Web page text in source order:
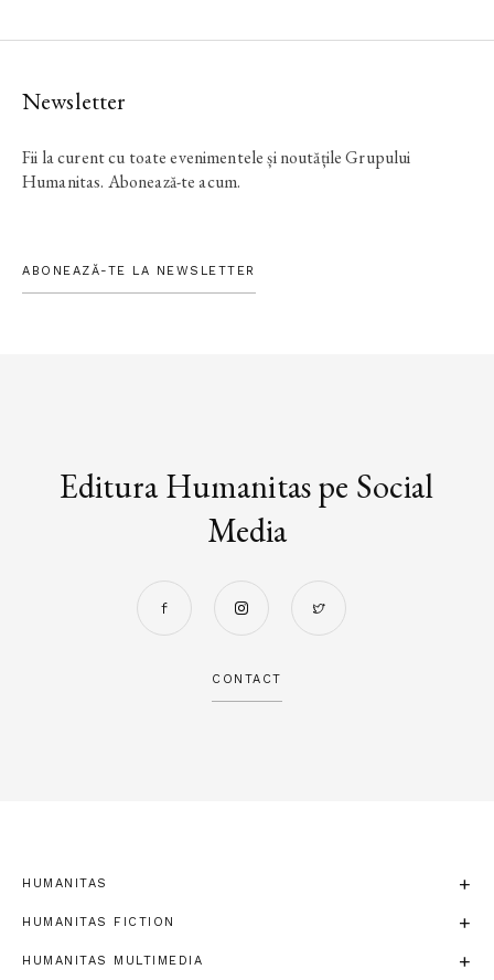
Newsletter
Fii la curent cu toate evenimentele și noutățile Grupului
Humanitas. Abonează-te acum.
ABONEAZĂ-TE LA NEWSLETTER
Editura Humanitas pe Social
Media
CONTACT
HUMANITAS
HUMANITAS FICTION
HUMANITAS MULTIMEDIA